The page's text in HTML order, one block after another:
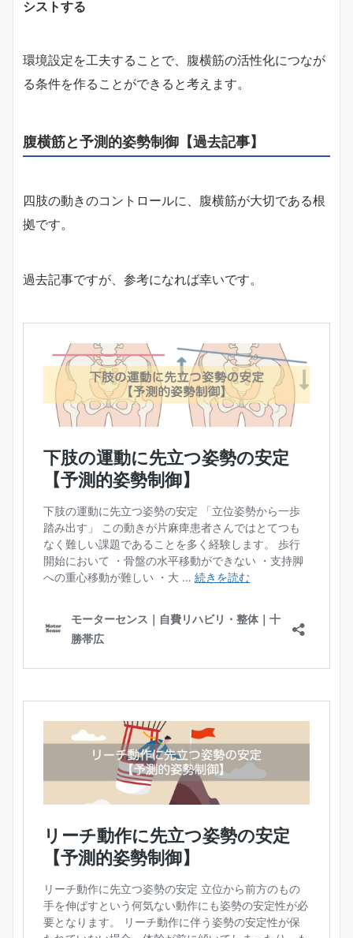
シストする
環境設定を工夫することで、腹横筋の活性化につなが
る条件を作ることができると考えます。
腹横筋と予測的姿勢制御【過去記事】
四肢の動きのコントロールに、腹横筋が大切である根
拠です。
過去記事ですが、参考になれば幸いです。